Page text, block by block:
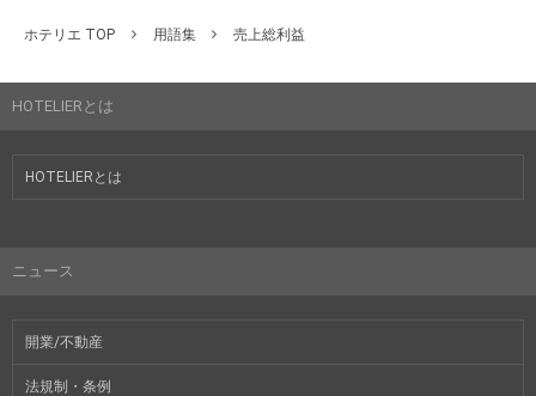
ホテリエ TOP 用語集 売上総利益
HOTELIERとは
HOTELIERとは
ニュース
開業/不動産
法規制・条例